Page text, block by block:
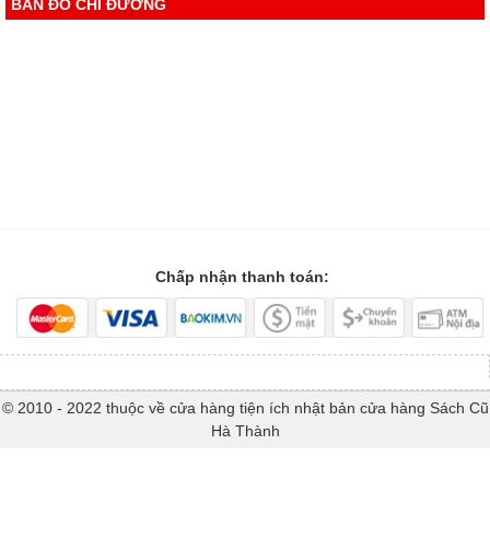
BẢN ĐỒ CHỈ ĐƯỜNG
Chấp nhận thanh toán:
© 2010 - 2022 thuộc về cửa hàng tiện ích nhật bản cửa hàng Sách Cũ
Hà Thành